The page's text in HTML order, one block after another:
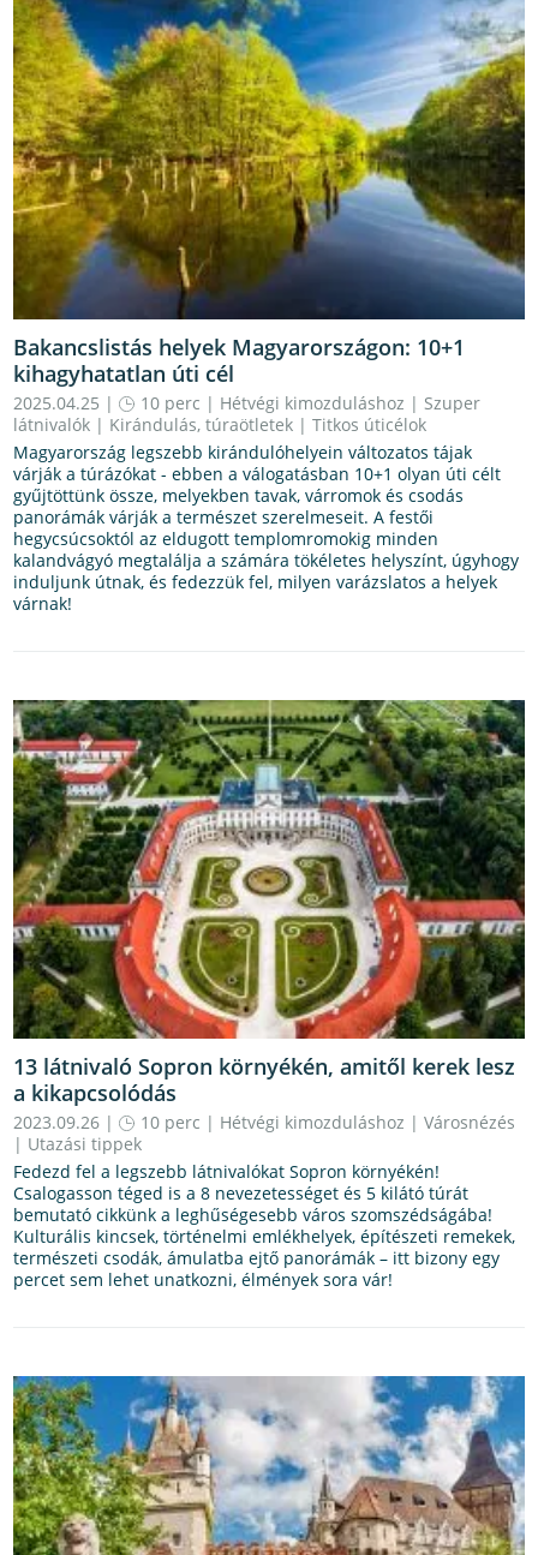
Bakancslistás helyek Magyarországon: 10+1
kihagyhatatlan úti cél
2025.04.25 | 10 perc | Hétvégi kimozduláshoz | Szuper
látnivalók | Kirándulás, túraötletek |Titkos úticélok
Magyarország legszebb kirándulóhelyein változatos tájak
várják a túrázókat - ebben a válogatásban 10+1 olyan úti célt
gyűjtöttünk össze, melyekben tavak, várromok és csodás
panorámák várják a természet szerelmeseit. A festői
hegycsúcsoktól az eldugott templomromokig minden
kalandvágyó megtalálja a számára tökéletes helyszínt, úgyhogy
induljunk útnak, és fedezzük fel, milyen varázslatos a helyek
várnak!
13 látnivaló Sopron környékén, amitől kerek lesz
a kikapcsolódás
2023.09.26 | 10 perc | Hétvégi kimozduláshoz |Városnézés
| Utazási tippek
Fedezd fel a legszebb látnivalókat Sopron környékén!
Csalogasson téged is a 8 nevezetességet és 5 kilátó túrát
bemutató cikkünk a leghűségesebb város szomszédságába!
Kulturális kincsek, történelmi emlékhelyek, építészeti remekek,
természeti csodák, ámulatba ejtő panorámák – itt bizony egy
percet sem lehet unatkozni, élmények sora vár!